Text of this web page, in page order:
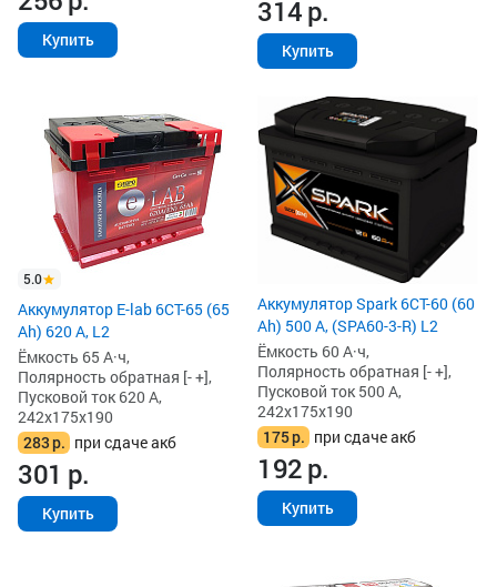
Купить
314р.
Купить
5.0
Аккумулятор E-lab 6СТ-65 (65
Ah) 620 А, L2
Ёмкость 65 А·ч,
Полярность обратная [- +],
Пусковой ток 620 А,
242x175x190
283р. при сдаче акб
301 р.
Купить
Аккумулятор Spark 6СТ-60 (60
Ah) 500 А, (SPA60-3-R) L2
Ёмкость 60 А·ч,
Полярность обратная [- +],
Пусковой ток 500 А,
242x175x190
175р. при сдаче акб
192р.
Купить